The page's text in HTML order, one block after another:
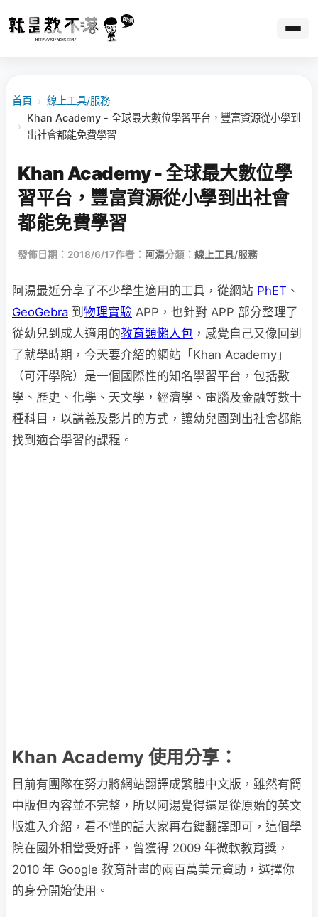
首頁 › 線上工具/服務
›
Khan Academy - 全球最大數位學習平台，豐富資源從小學到
出社會都能免費學習
Khan Academy - 全球最大數位學
習平台，豐富資源從小學到出社會
都能免費學習
發佈日期：2018/6/17作者： 阿湯分類： 線上工具/服務
阿湯最近分享了不少學生適用的工具，從網站 PhET 、
GeoGebra 到 物理實驗 APP，也針對 APP 部分整理了
從幼兒到成人適用的教育類懶人包 ，感覺自己又像回到
了就學時期，今天要介紹的網站「Khan Academy」
（可汗學院）是一個國際性的知名學習平台，包括數
學、歷史、化學、天文學，經濟學、電腦及金融等數十
種科目，以講義及影片的方式，讓幼兒園到出社會都能
找到適合學習的課程。
Khan Academy 使用分享：
目前有團隊在努力將網站翻譯成繁體中文版，雖然有簡
中版但內容並不完整，所以阿湯覺得還是從原始的英文
版進入介紹，看不懂的話大家再右鍵翻譯即可，這個學
院在國外相當受好評，曾獲得 2009 年微軟教育獎，
2010 年 Google 教育計畫的兩百萬美元資助，選擇你
的身分開始使用。